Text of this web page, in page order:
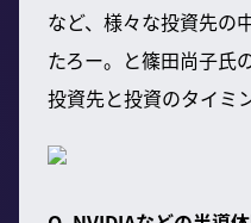
など、様々な投資先の
たろー。と篠田尚子氏
投資先と投資のタイミ